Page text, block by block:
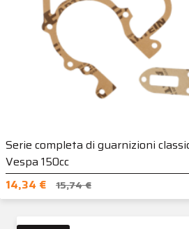
Serie completa di guarnizioni
Vespa 150cc
14,34 €
15,74 €